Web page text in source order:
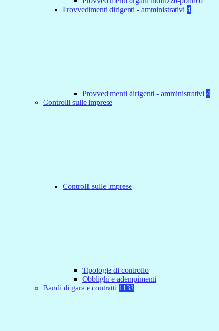
Provvedimenti dirigenti - amministrativi 4
Provvedimenti dirigenti - amministrativi 4
Controlli sulle imprese
Controlli sulle imprese
Tipologie di controllo
Obblighi e adempimenti
Bandi di gara e contratti 1138